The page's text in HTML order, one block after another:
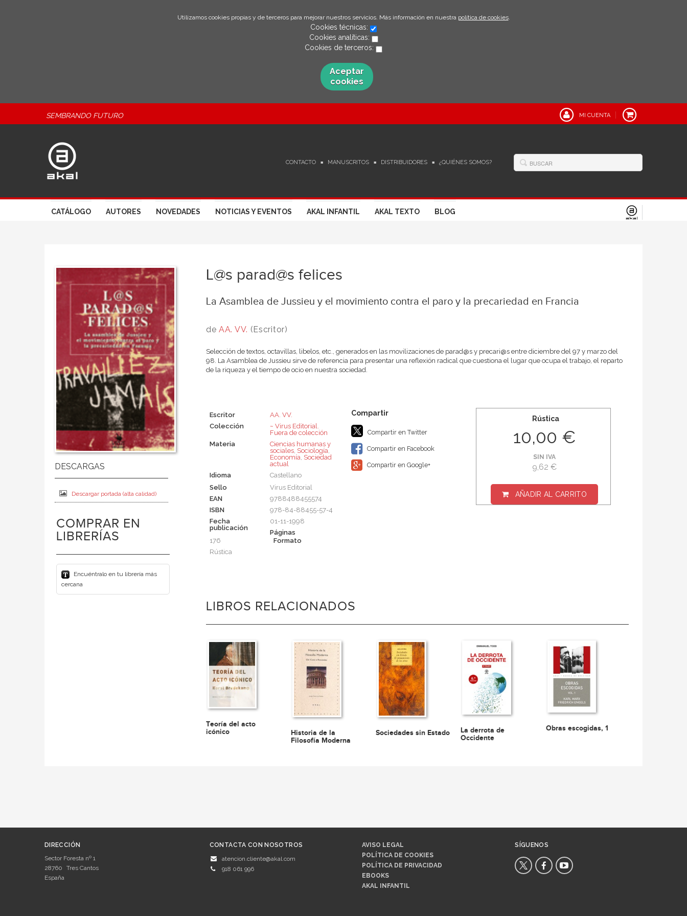
Utilizamos cookies propias y de terceros para mejorar nuestros servicios. Más información en nuestra política de cookies.
Cookies técnicas:
Cookies analíticas:
Cookies de terceros:
Aceptar
cookies
SEMBRANDO FUTURO MI CUENTA
CONTACTO MANUSCRITOS DISTRIBUIDORES ¿QUIÉNES SOMOS?
CATÁLOGO AUTORES NOVEDADES NOTICIAS Y EVENTOS AKAL INFANTIL AKAL TEXTO BLOG
Descargar portada (alta calidad)
COMPRAR EN
LIBRERÍAS
Encuéntralo en tu librería más
cercana
L@s parad@s felices
La Asamblea de Jussieu y el movimiento contra el paro y la precariedad en Francia
deAA. VV. (Escritor)
Selección de textos, octavillas, libelos, etc., generados en las movilizaciones de parad@s y precari@s entre diciembre del 97 y marzo del
98. La Asamblea de Jussieu sirve de referencia para presentar una reflexión radical que cuestiona el lugar que ocupa el trabajo, el reparto
de la riqueza y el tiempo de ocio en nuestra sociedad.
Escritor
AA. VV.
Colección
~ Virus Editorial.
Fuera de colección
Materia
Ciencias humanas y
sociales, Sociología,
Economía, Sociedad
actual
Idioma
Castellano
Sello
Virus Editorial
EAN
9788488455574
ISBN
978-84-88455-57-4
Fecha
publicación
01-11-1998
Páginas
176
Formato
Rústica
Compartir en Twitter
Compartir en Facebook
Compartir en Google+
Rústica
10,00 €
SIN IVA
9,62 €
AÑADIR AL CARRITO
LIBROS RELACIONADOS
Teoría del acto
icónico
Historia de la
Filosofía Moderna
Sociedades sin Estado
La derrota de
Occidente
Obras escogidas, 1
DIRECCIÓN
Sector Foresta nº 1
28760
Tres Cantos
España
CONTACTA CON NOSOTROS
atencion.cliente@akal.com
918 061 996
AVISO LEGAL
POLÍTICA DE COOKIES
POLÍTICA DE PRIVACIDAD
EBOOKS
AKAL INFANTIL
SÍGUENOS